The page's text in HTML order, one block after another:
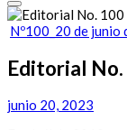
Nº100_20 de junio
Editorial No.
junio 20, 2023